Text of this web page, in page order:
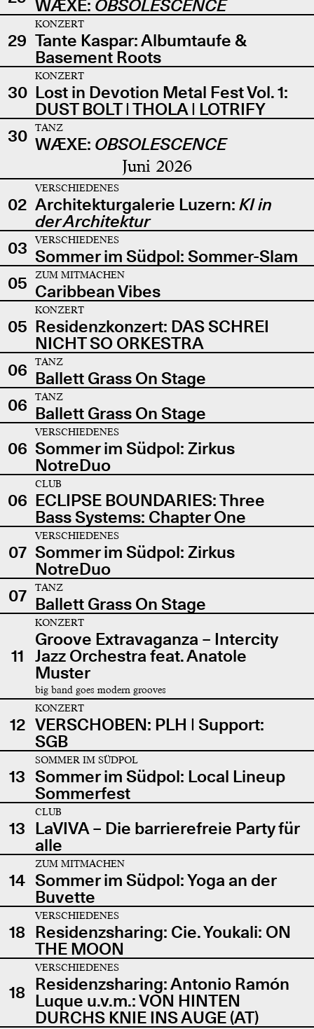
WÆXE: OBSOLESCENCE
29
KONZERT
Tante Kaspar: Albumtaufe &
Basement Roots
30
KONZERT
Lost in Devotion Metal Fest Vol. 1:
DUST BOLT | THOLA | LOTRIFY
30
TANZ
WÆXE: OBSOLESCENCE
Juni 2026
02
VERSCHIEDENES
Architekturgalerie Luzern: KI in
der Architektur
03
VERSCHIEDENES
Sommer im Südpol: Sommer-Slam
05
ZUM MITMACHEN
Caribbean Vibes
05
KONZERT
Residenzkonzert: DAS SCHREI
NICHT SO ORKESTRA
06
TANZ
Ballett Grass On Stage
06
TANZ
Ballett Grass On Stage
06
VERSCHIEDENES
Sommer im Südpol: Zirkus
NotreDuo
06
CLUB
ECLIPSE BOUNDARIES: Three
Bass Systems: Chapter One
07
VERSCHIEDENES
Sommer im Südpol: Zirkus
NotreDuo
07
TANZ
Ballett Grass On Stage
11
KONZERT
Groove Extravaganza – Intercity
Jazz Orchestra feat. Anatole
Muster
big band goes modern grooves
12
KONZERT
VERSCHOBEN: PLH | Support:
SGB
13
SOMMER IM SÜDPOL
Sommer im Südpol: Local Lineup
Sommerfest
13
CLUB
LaVIVA – Die barrierefreie Party für
alle
14
ZUM MITMACHEN
Sommer im Südpol: Yoga an der
Buvette
18
VERSCHIEDENES
Residenzsharing: Cie. Youkali: ON
THE MOON
18
VERSCHIEDENES
Residenzsharing: Antonio Ramón
Luque u.v.m.: VON HINTEN
DURCHS KNIE INS AUGE (AT)